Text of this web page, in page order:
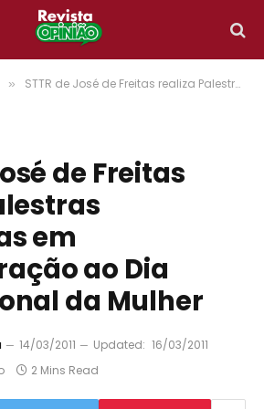
» STTR de José de Freitas realiza Palestras educativas em comemoração ao Dia Internacional da Mulher
de Freitas
em
ao Dia
da Mulher
14/03/2011 Updated: 16/03/2011
2 Mins Read